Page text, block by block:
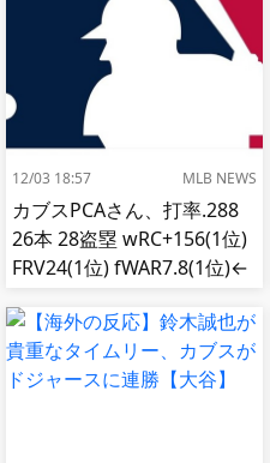
12/03 18:57 MLB NEWS
カブスPCAさん、打率.288
26本 28盗塁 wRC+156(1位)
FRV24(1位) fWAR7.8(1位)←